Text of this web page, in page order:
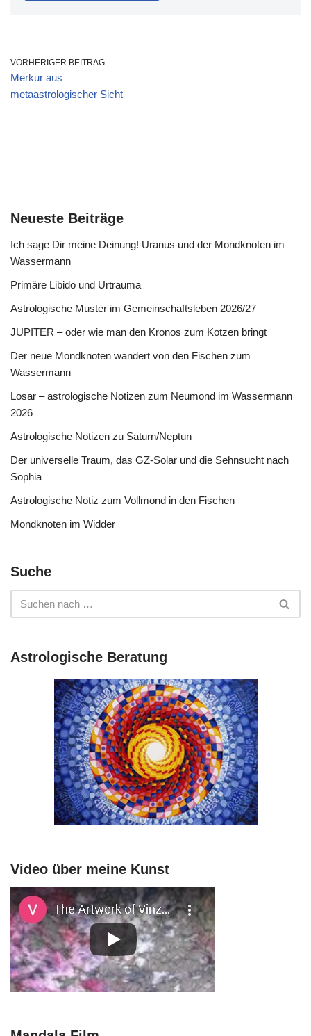
VORHERIGER BEITRAG
Merkur aus
metaastrologischer Sicht
Neueste Beiträge
Ich sage Dir meine Deinung! Uranus und der Mondknoten im
Wassermann
Primäre Libido und Urtrauma
Astrologische Muster im Gemeinschaftsleben 2026/27
JUPITER – oder wie man den Kronos zum Kotzen bringt
Der neue Mondknoten wandert von den Fischen zum
Wassermann
Losar – astrologische Notizen zum Neumond im Wassermann
2026
Astrologische Notizen zu Saturn/Neptun
Der universelle Traum, das GZ-Solar und die Sehnsucht nach
Sophia
Astrologische Notiz zum Vollmond in den Fischen
Mondknoten im Widder
Suche
Astrologische Beratung
Video über meine Kunst